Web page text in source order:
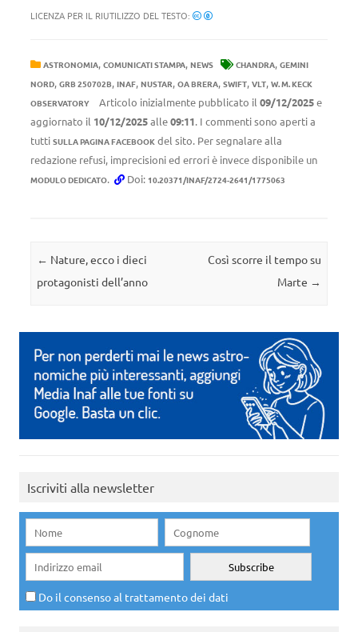
LICENZA PER IL RIUTILIZZO DEL TESTO:
ASTRONOMIA, COMUNICATI STAMPA, NEWS CHANDRA, GEMINI
NORD, GRB 250702B, INAF, NUSTAR, OA BRERA, SWIFT, VLT, W. M. KECK
OBSERVATORY
Articolo inizialmente pubblicato il 09/12/2025e
aggiornato il 10/12/2025alle09:11. I commenti sono aperti a
tutti SULLA PAGINA FACEBOOK del sito. Per segnalare alla
redazione refusi, imprecisioni ed errori è invece disponibile un
MODULO DEDICATO. Doi: 10.20371/INAF/2724-2641/1775063
Navigazione articolo
← Nature, ecco i dieci
protagonisti dell’anno
Così scorre il tempo su
Marte →
Iscriviti alla newsletter
Do il consenso al trattamento dei dati